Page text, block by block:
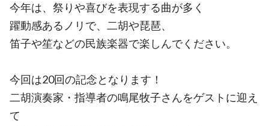
今年は、祭りや喜びを表現する曲が多く
躍動感あるノリで、二胡や琵琶、
笛子や笙などの民族楽器で楽しんでください。
今回は20回の記念となります！
二胡演奏家・指導者の鳴尾牧子さんをゲストに迎え
て